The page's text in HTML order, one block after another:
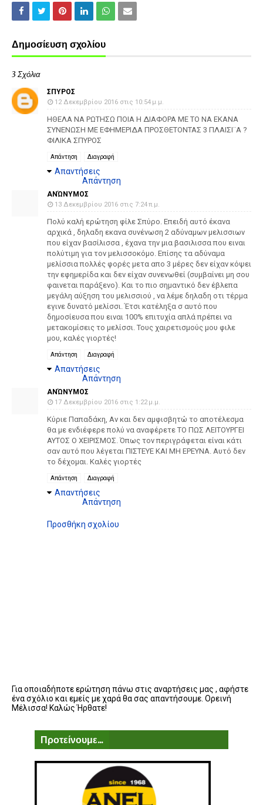
Δημοσίευση σχολίου
3 Σχόλια
ΣΠΥΡΟΣ
12 Δεκεμβρίου 2016 στις 10:54 μ.μ.
ΗΘΕΛΑ ΝΑ ΡΩΤΗΣΩ ΠΟΙΑ Η ΔΙΑΦΟΡΑ ΜΕ ΤΟ ΝΑ ΕΚΑΝΑ
ΣΥΝΕΝΩΣΗ ΜΕ ΕΦΗΜΕΡΙΔΑ ΠΡΟΣΘΕΤΟΝΤΑΣ 3 ΠΛΑΙΣΙ¨Α ?
ΦΙΛΙΚΑ ΣΠΥΡΟΣ
Απάντηση Διαγραφή
Απαντήσεις
Απάντηση
ΑΝΏΝΥΜΟΣ
13 Δεκεμβρίου 2016 στις 7:24 π.μ.
Πολύ καλή ερώτηση φίλε Σπύρο. Επειδή αυτό έκανα
αρχικά , δηλαδη εκανα συνένωση 2 αδύναμων μελισσιων
που είχαν βασίλισσα , έχανα την μια βασιλισσα που ειναι
πολύτιμη για τον μελισσοκόμο. Επίσης τα αδύναμα
μελίσσια πολλές φορές μετα απο 3 μέρες δεν είχαν κόψει
την εφημερίδα και δεν είχαν συνενωθεί (συμβαίνει μη σου
φαινεται παράξενο). Και το πιο σημαντικό δεν έβλεπα
μεγάλη αύξηση του μελισσιού , να λέμε δηλαδη οτι τέρμα
εγινε δυνατό μελίσσι. Έτσι κατέληξα σ αυτό που
δημοσίευσα που ειναι 100% επιτυχία απλά πρέπει να
μετακομίσεις το μελίσσι. Τους χαιρετισμούς μου φιλε
μου, καλές γιορτές!
Απάντηση Διαγραφή
Απαντήσεις
Απάντηση
ΑΝΏΝΥΜΟΣ
17 Δεκεμβρίου 2016 στις 1:22 μ.μ.
Κύριε Παπαδάκη, Αν και δεν αμφισβητώ το αποτέλεσμα
θα με ενδιέφερε πολύ να αναφέρετε ΤΟ ΠΩΣ ΛΕΙΤΟΥΡΓΕΙ
ΑΥΤΟΣ Ο ΧΕΙΡΙΣΜΟΣ. Όπως τον περιγράφεται είναι κάτι
σαν αυτό που λέγεται ΠΙΣΤΕΥΕ ΚΑΙ ΜΗ ΕΡΕΥΝΑ. Αυτό δεν
το δέχομαι. Καλές γιορτές
Απάντηση Διαγραφή
Απαντήσεις
Απάντηση
Προσθήκη σχολίου
Για οποιαδήποτε ερώτηση πάνω στις αναρτήσεις μας , αφήστε
ένα σχόλιο και εμείς με χαρά θα σας απαντήσουμε. Ορεινή
Μέλισσα! Καλώς Ήρθατε!
Προτείνουμε...